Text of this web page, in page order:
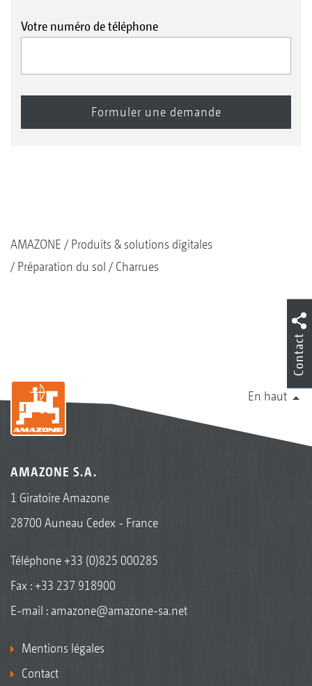
Votre numéro de téléphone
AMAZONE
Produits & solutions digitales
Préparation du sol
Charrues
En haut
AMAZONE S.A.
1 Giratoire Amazone
28700 Auneau Cedex - France
Téléphone+33 (0)825 000285
Fax : +33 237 918900
E-mail : amazone@amazone-sa.net
Mentions légales
Contact
Contact